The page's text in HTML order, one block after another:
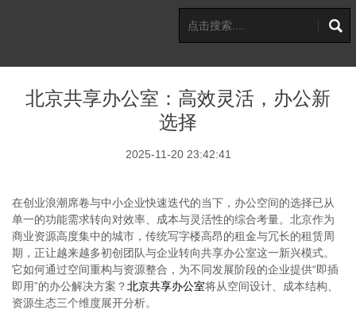
北京共享办公室：高效灵活，办公新
选择
2025-11-20 23:42:41
在创业浪潮席卷与中小企业快速迭代的当下，办公空间的选择已从
单一的功能需求转向对效率、成本与灵活性的综合考量。北京作为
商业资源高度集中的城市，传统写字楼高昂的租金与冗长的租赁周
期，正让越来越多初创团队与企业转向共享办公室这一新兴模式。
它如何通过空间重构与资源整合，为不同发展阶段的企业提供“即插
即用”的办公解决方案？北京共享办公室将从空间设计、成本结构、
资源生态三个维度展开分析。